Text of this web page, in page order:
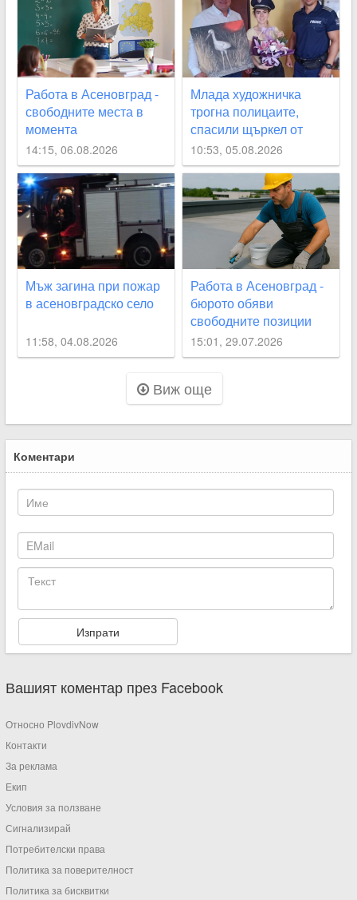
Работа в Асеновград -
свободните места в
момента
14:15, 06.08.2026
Млада художничка
трогна полицаите,
спасили щъркел от
огнения ад край
Асеновград
10:53, 05.08.2026
Мъж загина при пожар
в асеновградско село
11:58, 04.08.2026
Работа в Асеновград -
бюрото обяви
свободните позиции
15:01, 29.07.2026
Виж още
Коментари
Вашият коментар през Facebook
Относно PlovdivNow
Контакти
За реклама
Екип
Условия за ползване
Сигнализирай
Потребителски права
Политика за поверителност
Политика за бисквитки